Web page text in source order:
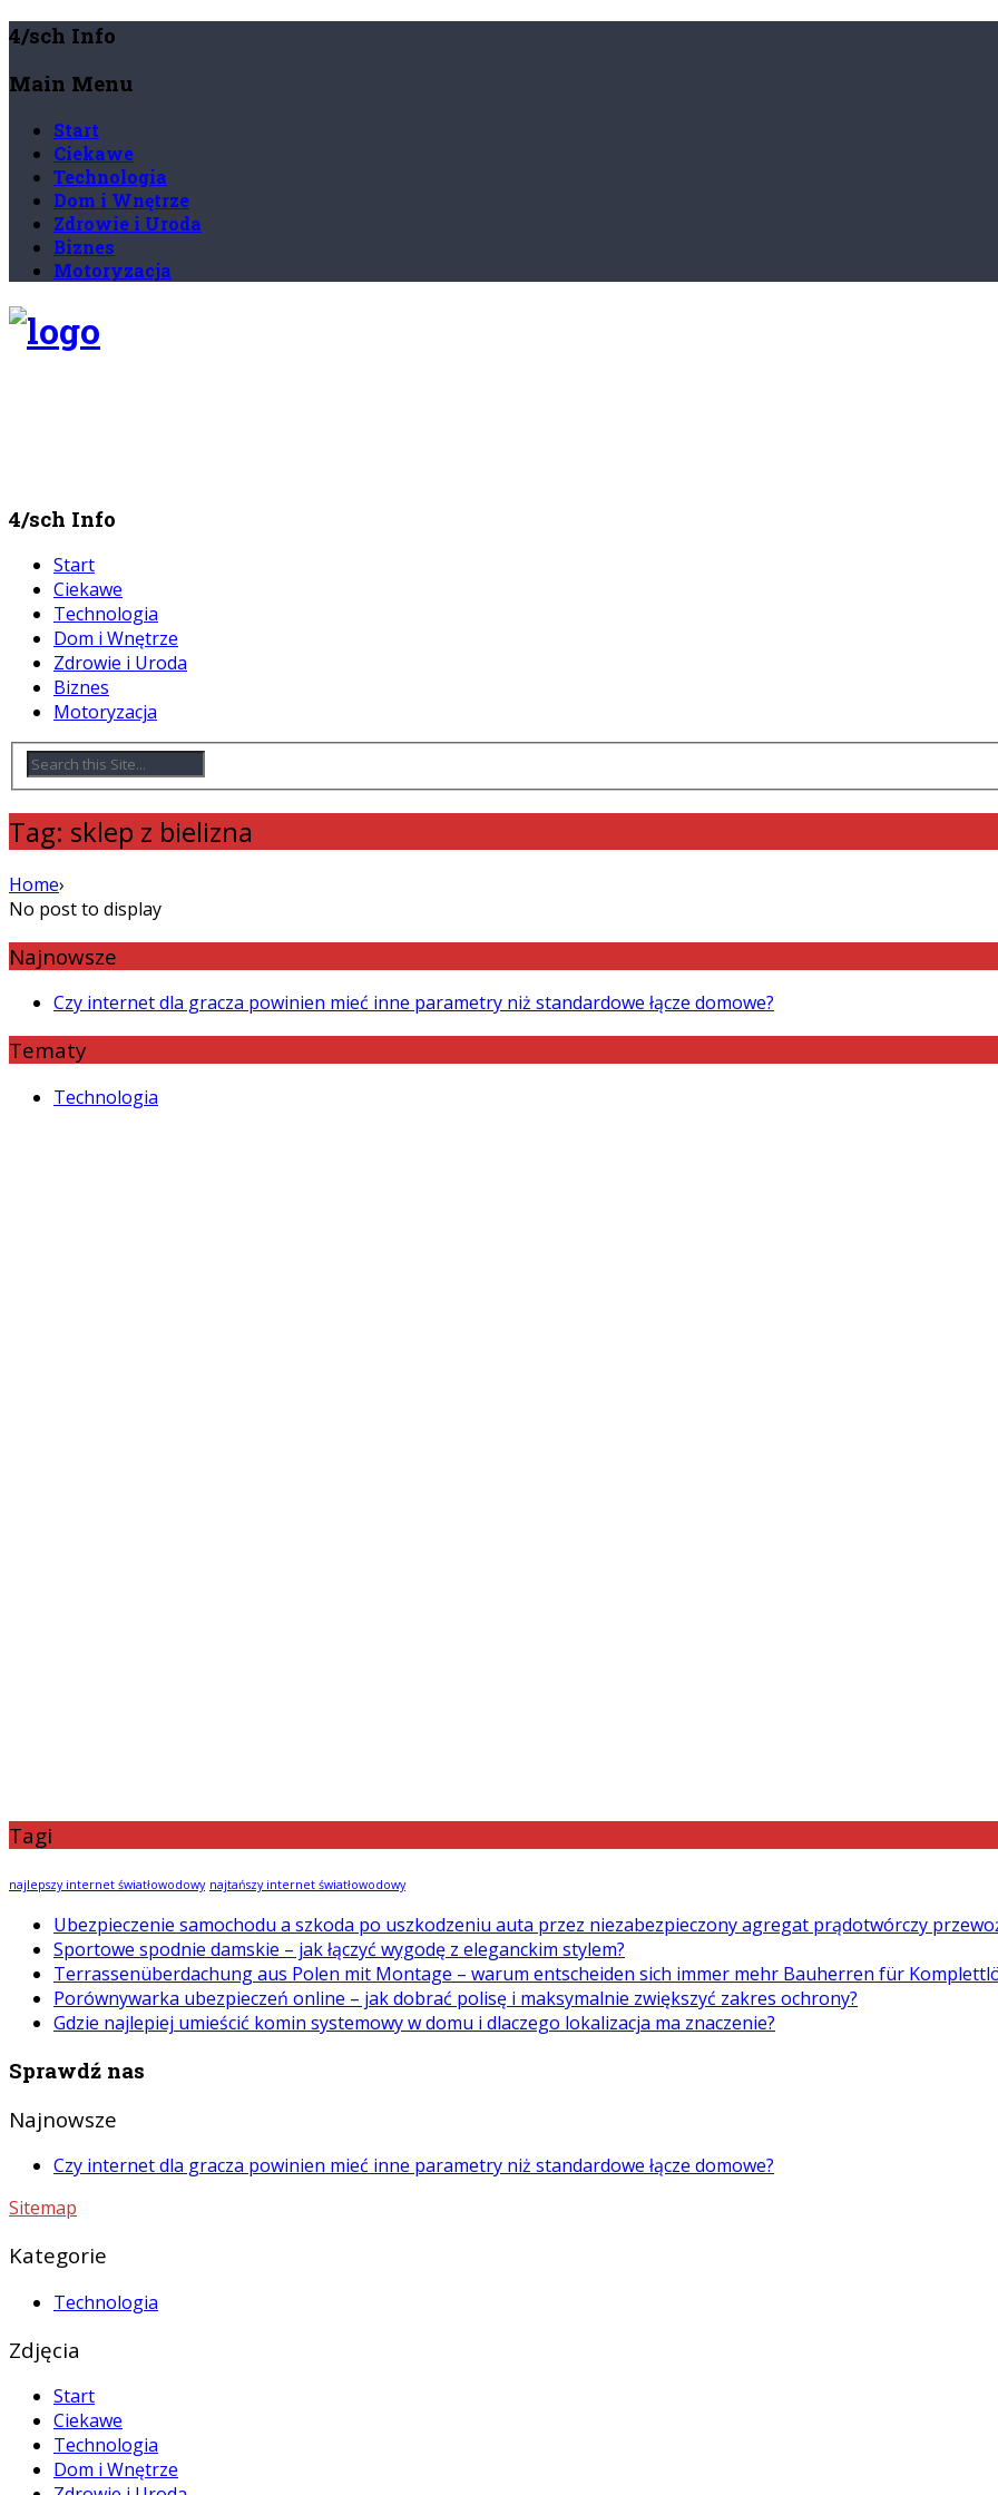
4/sch Info
Main Menu
Start
Ciekawe
Technologia
Dom i Wnętrze
Zdrowie i Uroda
Biznes
Motoryzacja
4/sch Info
Start
Ciekawe
Technologia
Dom i Wnętrze
Zdrowie i Uroda
Biznes
Motoryzacja
Tag: sklep z bielizna
Home›
No post to display
Najnowsze
Czy internet dla gracza powinien mieć inne parametry niż standardowe łącze domowe?
Tematy
Technologia
Tagi
najlepszy internet światłowodowy najtańszy internet światłowodowy
Ubezpieczenie samochodu a szkoda po uszkodzeniu auta przez niezabezpieczony agregat prądotwórczy
Sportowe spodnie damskie – jak łączyć wygodę z eleganckim stylem?
Terrassenüberdachung aus Polen mit Montage – warum entscheiden sich immer mehr Bauherren für
Porównywarka ubezpieczeń online – jak dobrać polisę i maksymalnie zwiększyć zakres ochrony?
Gdzie najlepiej umieścić komin systemowy w domu i dlaczego lokalizacja ma znaczenie?
Sprawdź nas
Najnowsze
Czy internet dla gracza powinien mieć inne parametry niż standardowe łącze domowe?
Sitemap
Kategorie
Technologia
Zdjęcia
Start
Ciekawe
Technologia
Dom i Wnętrze